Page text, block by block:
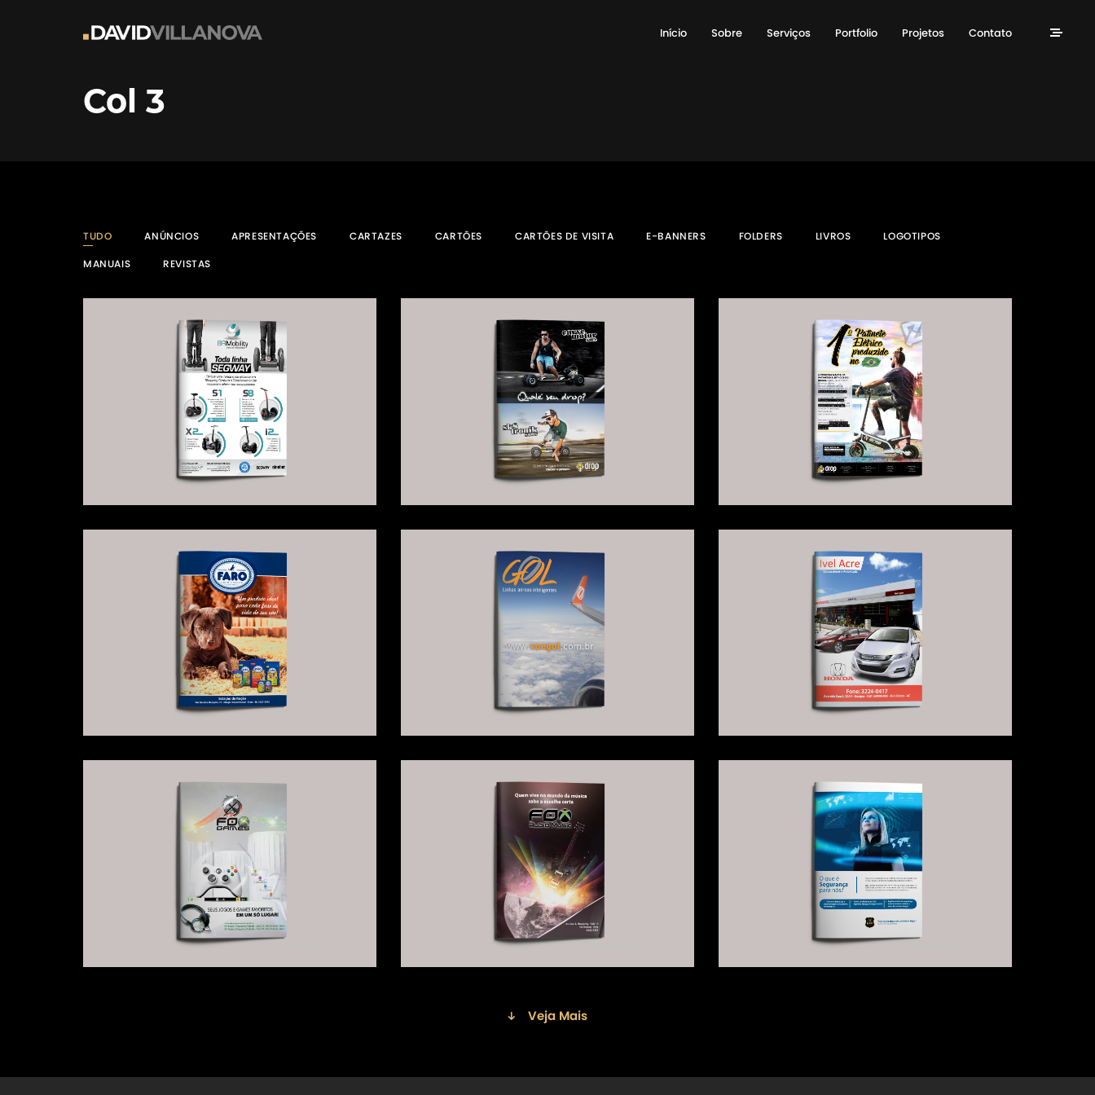
Início Sobre Serviços Portfolio Projetos Contato
Col 3
TUDO ANÚNCIOS APRESENTAÇÕES CARTAZES CARTÕES CARTÕES DE VISITA E-BANNERS FOLDERS LIVROS
LOGOTIPOS
MANUAIS
REVISTAS
Veja Mais